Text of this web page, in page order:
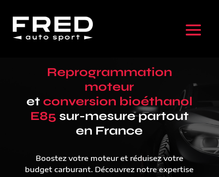
Reprogrammation
moteur
et conversion bioéthanol
E85 sur-mesure partout
en France
Boostez votre moteur et réduisez votre
budget carburant. Découvrez notre expertise